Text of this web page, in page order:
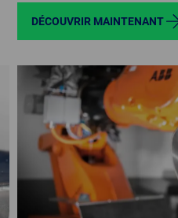
DÉCOUVRIR MAINTENANT